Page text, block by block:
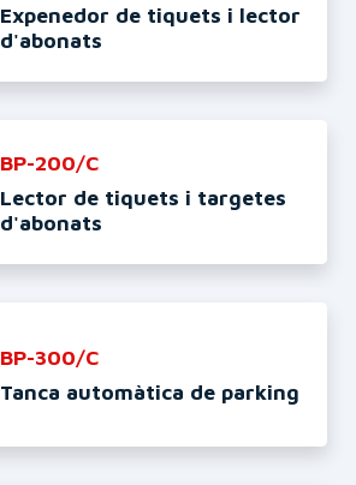
Expenedor de tiquets i lector
d'abonats
BP-200/C
Lector de tiquets i targetes
d'abonats
BP-300/C
Tanca automàtica de parking